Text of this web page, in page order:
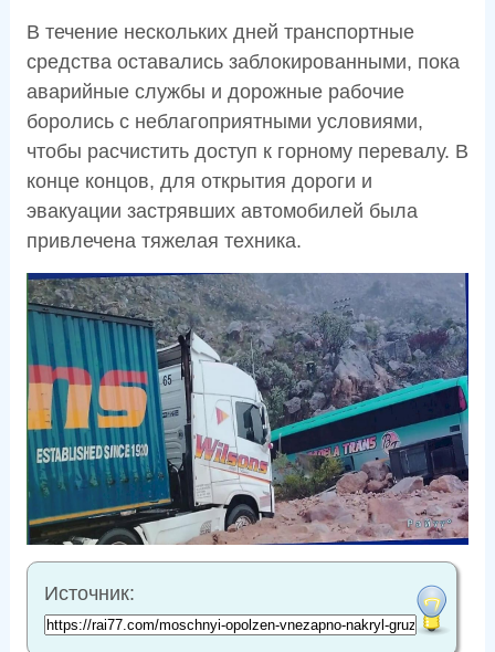
В течение нескольких дней транспортные
средства оставались заблокированными, пока
аварийные службы и дорожные рабочие
боролись с неблагоприятными условиями,
чтобы расчистить доступ к горному перевалу. В
конце концов, для открытия дороги и
эвакуации застрявших автомобилей была
привлечена тяжелая техника.
Источник: